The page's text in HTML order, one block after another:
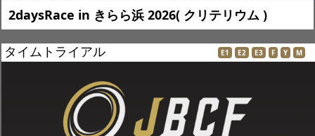
2daysRace in きらら浜 2026( クリテリウム )
タイムトライアル E1 E2 E3 F Y M